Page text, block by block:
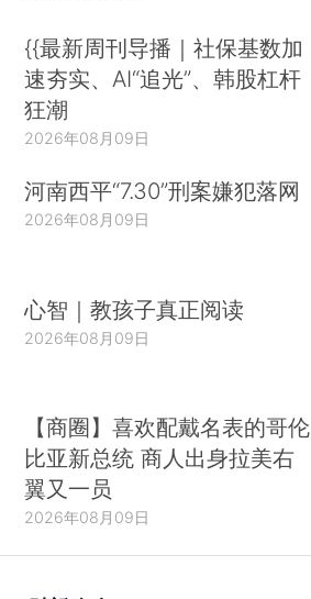
{{最新周刊导播｜社保基数加
速夯实、AI“追光”、韩股杠杆
狂潮
2026年08月09日
河南西平“7.30”刑案嫌犯落网
2026年08月09日
心智｜教孩子真正阅读
2026年08月09日
【商圈】喜欢配戴名表的哥伦
比亚新总统 商人出身拉美右
翼又一员
2026年08月09日